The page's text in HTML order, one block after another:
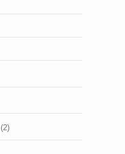
(2)